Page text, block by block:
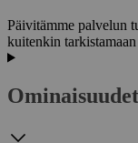
Päivitämme palvelun
kuitenkin
Ominaisuudet